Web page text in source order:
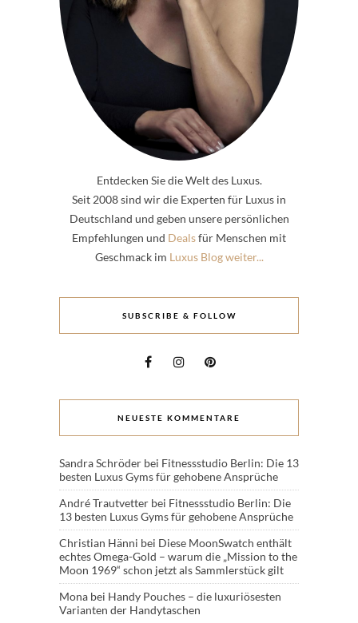
Entdecken Sie die Welt des Luxus.
Seit 2008 sind wir die Experten für Luxus in
Deutschland und geben unsere persönlichen
Empfehlungen und Dealsfür Menschen mit
Geschmack im Luxus Blog weiter...
SUBSCRIBE & FOLLOW
NEUESTE KOMMENTARE
Sandra Schröder bei Fitnessstudio Berlin: Die 13
besten Luxus Gyms für gehobene Ansprüche
André Trautvetter bei Fitnessstudio Berlin: Die
13 besten Luxus Gyms für gehobene Ansprüche
Christian Hänni bei Diese MoonSwatch enthält
echtes Omega-Gold – warum die „Mission to the
Moon 1969“ schon jetzt als Sammlerstück gilt
Mona bei Handy Pouches – die luxuriösesten
Varianten der Handytaschen